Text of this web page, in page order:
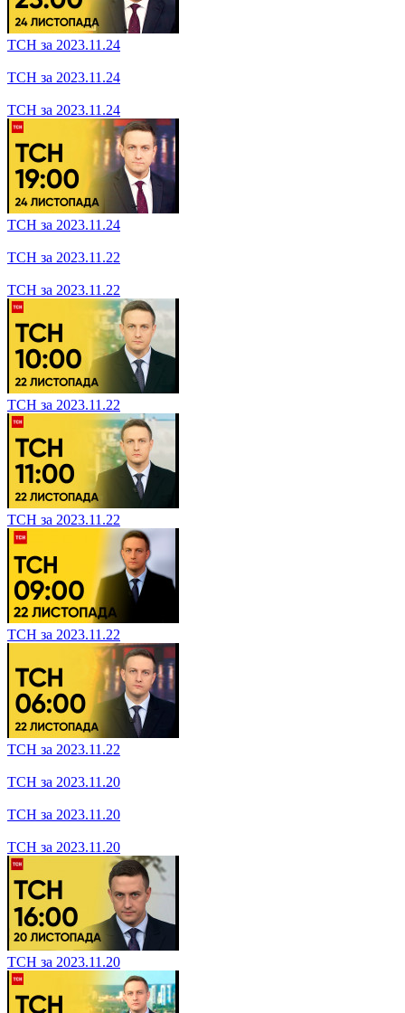
ТСН за 2023.11.29
ТСН за 2023.11.27
ТСН за 2023.11.27
ТСН за 2023.11.27
ТСН за 2023.11.27
ТСН за 2023.11.27
ТСН за 2023.11.24
ТСН за 2023.11.24